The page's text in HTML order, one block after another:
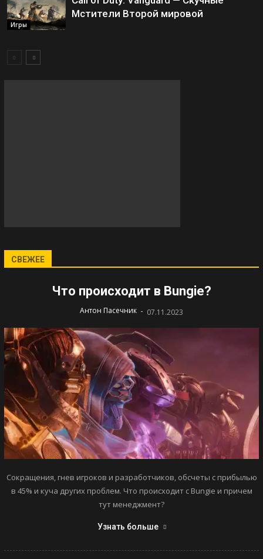
Игры
Мстители Второй мировой
СВЕЖЕЕ
Что происходит в Bungie?
Антон Пасечник - 07.11.2023
Сокращения, гнев игроков и разработчиков, обсчеты с прибылью
в 45% и куча других проблем. Что происходит с Bungie и причем
тут менеджмент?
Узнать больше